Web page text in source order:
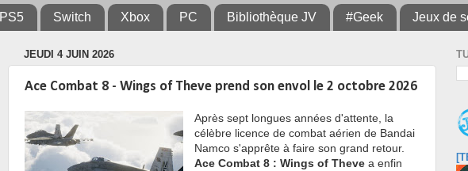
PS5 Switch Xbox PC Bibliothèque JV #Geek Jeux de
JEUDI 4 JUIN 2026
Ace Combat 8 - Wings of Theve prend son envol le 2 octobre 2026
Après sept longues années d'attente, la
célèbre licence de combat aérien de Bandai
Namco s'apprête à faire son grand retour.
Ace Combat 8 : Wings of Thevea enfin